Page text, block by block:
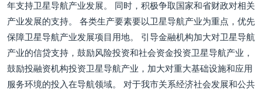
年支持卫星导航产业发展。 同时，积极争取国家和省财政对相关
产业发展的支持。 各类生产要素要以卫星导航产业为重点，优先
保障卫星导航产业发展项目用地。 引导金融机构加大对卫星导航
产业的信贷支持，鼓励风险投资和社会资金投资卫星导航产业，
鼓励投融资机构投资卫星导航产业，加大对重大基础设施和应用
服务环境的投入在导航领域。 对于我市关系经济社会发展和公共